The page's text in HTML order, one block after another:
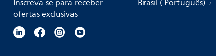
Inscreva-se para receber
ofertas exclusivas
Brasil ( Português)